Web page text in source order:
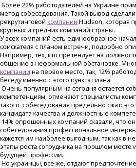
Более 22% работодателей на Украине
метод собеседования. Такой вывод
рекрутинговой компании Hudson, которая
крупных и средних компаний страны.
У всех компаний есть единообразное
соискателя с планом встречи, подробно
Например, тех, кто претендует на
общение в неформальной обстановке.
компании на первое место, так, 12%
беседу именно с этого пункта плана.
Очень популярным на сегодня остается
компетенциям, отмечают специалисты
такого собеседования предельно сжат:
кандидата качества и должностные
14% опрошенных компаний сказали, что
собеседования профессиональное
кажется им наиболее выгодным, так как в
этапы роста сотрудника на прошлом месте
будущей профессии.
Но украинцы, все же, отдают